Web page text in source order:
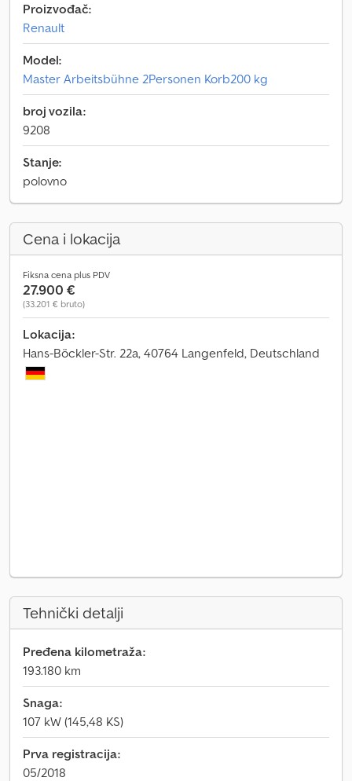
Proizvođač:
Renault
Model:
Master Arbeitsbühne 2Personen Korb200 kg
broj vozila:
9208
Stanje:
polovno
Cena i lokacija
Fiksna cena plus PDV
27.900 €
(33.201 € bruto)
Lokacija:
Hans-Böckler-Str. 22a, 40764 Langenfeld, Deutschland
Tehnički detalji
Pređena kilometraža:
193.180 km
Snaga:
107 kW (145,48 KS)
Prva registracija:
05/2018